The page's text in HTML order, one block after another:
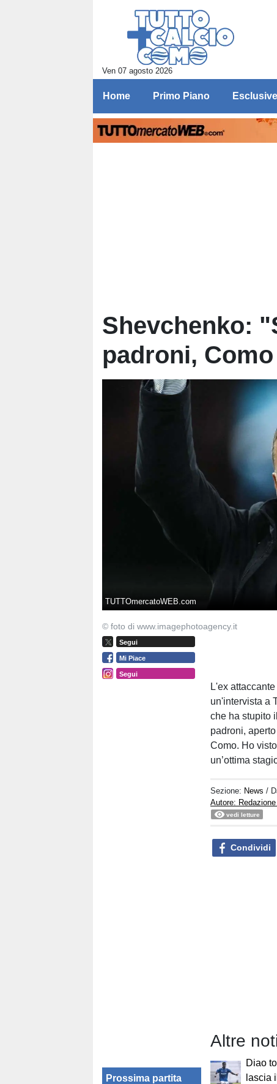
Ven 07 agosto 2026
Home Primo Piano Esclusive
Shevchenko:
padroni,
TUTTOmercatoWEB.com
© foto di www.imagephotoagency.it
Segui
Mi Piace
Segui
Prossima partita
L'ex
un'intervista a
che ha stupito
padroni,
Como. Ho
un’ottima
Sezione: News /
Autore:
vedi letture
Condividi
Altre
Diao
lascia